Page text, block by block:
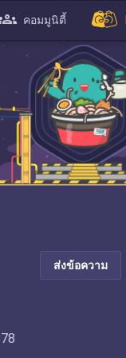
คอมมูนิตี้
ส่งข้อความ
6878